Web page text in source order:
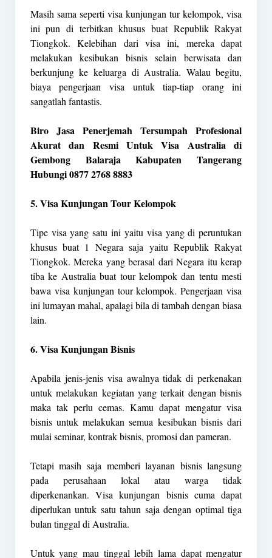
Masih sama seperti visa kunjungan tur kelompok, visa
ini pun di terbitkan khusus buat Republik Rakyat
Tiongkok. Kelebihan dari visa ini, mereka dapat
melakukan kesibukan bisnis selain berwisata dan
berkunjung ke keluarga di Australia. Walau begitu,
biaya pengerjaan visa untuk tiap-tiap orang ini
sangatlah fantastis.
Biro Jasa Penerjemah Tersumpah Profesional
Akurat dan Resmi Untuk Visa Australia di
Gembong Balaraja Kabupaten Tangerang
Hubungi 0877 2768 8883
5. Visa Kunjungan Tour Kelompok
Tipe visa yang satu ini yaitu visa yang di peruntukan
khusus buat 1 Negara saja yaitu Republik Rakyat
Tiongkok. Mereka yang berasal dari Negara itu kerap
tiba ke Australia buat tour kelompok dan tentu mesti
bawa visa kunjungan tour kelompok. Pengerjaan visa
ini lumayan mahal, apalagi bila di tambah dengan biasa
lain.
6. Visa Kunjungan Bisnis
Apabila jenis-jenis visa awalnya tidak di perkenakan
untuk melakukan kegiatan yang terkait dengan bisnis
maka tak perlu cemas. Kamu dapat mengatur visa
bisnis untuk melakukan semua kesibukan bisnis dari
mulai seminar, kontrak bisnis, promosi dan pameran.
Tetapi masih saja memberi layanan bisnis langsung
pada perusahaan lokal atau warga tidak
diperkenankan. Visa kunjungan bisnis cuma dapat
diperlukan untuk satu tahun saja dengan optimal tiga
bulan tinggal di Australia.
Untuk yang mau tinggal lebih lama dapat mengatur